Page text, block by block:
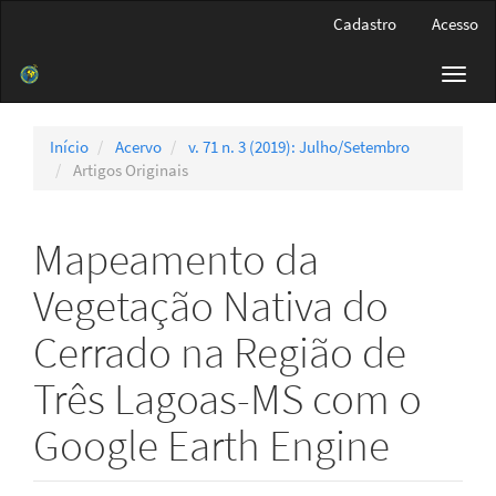
Barra
Cadastro Acesso
Início Acervo
v. 71 n. 3 (2019): Julho/Setembro
Artigos Originais
Mapeamento da
Vegetação Nativa do
Cerrado na Região de
Três Lagoas-MS com o
Google Earth Engine